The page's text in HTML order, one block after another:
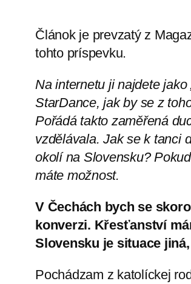
Článok je prevzatý z
tohto príspevku.
Na internetu ji najdete
StarDance, jak by se z
Pořádá takto zaměřená
vzdělávala. Jak se k tanci
okolí na Slovensku?
máte možnost.
V Čechách bych se
konverzi. Křesťanství
Slovensku je situace
Pochádzam z katolíckej